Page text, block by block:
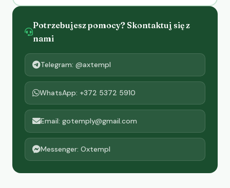
Potrzebujesz pomocy? Skontaktuj się z
nami
Telegram: @axtempl
WhatsApp: +372 5372 5910
Email: gotemply@gmail.com
Messenger: Oxtempl